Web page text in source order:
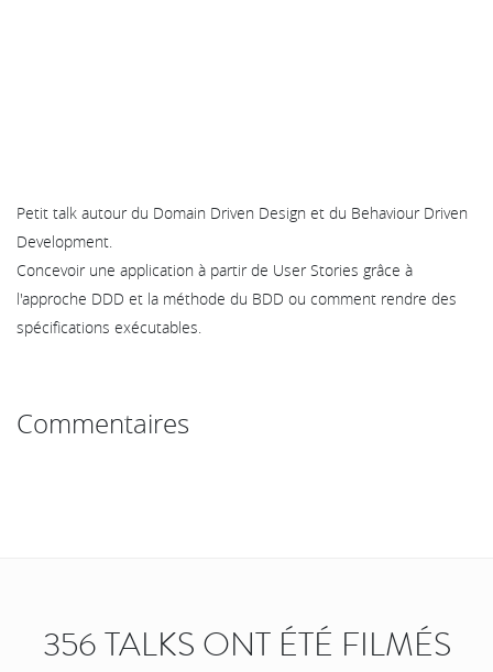
Petit talk autour du Domain Driven Design et du Behaviour Driven
Development.
Concevoir une application à partir de User Stories grâce à
l'approche DDD et la méthode du BDD ou comment rendre des
spécifications exécutables.
Commentaires
356 TALKS ONT ÉTÉ FILMÉS